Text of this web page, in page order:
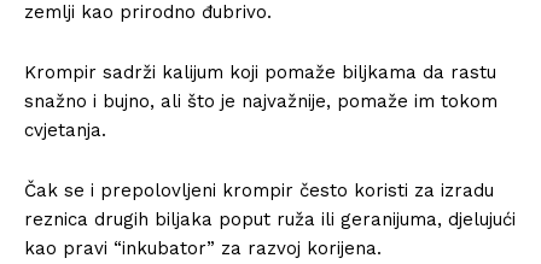
zemlji kao prirodno đubrivo.
Krompir sadrži kalijum koji pomaže biljkama da rastu
snažno i bujno, ali što je najvažnije, pomaže im tokom
cvjetanja.
Čak se i prepolovljeni krompir često koristi za izradu
reznica drugih biljaka poput ruža ili geranijuma, djelujući
kao pravi “inkubator” za razvoj korijena.